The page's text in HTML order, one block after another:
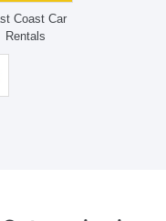
Coast Car
Rentals